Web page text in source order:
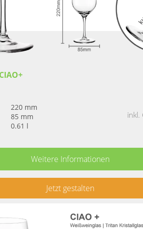
220 mm
85 mm
0.61 l
inkl.
Weitere Informationen
Jetzt gestalten